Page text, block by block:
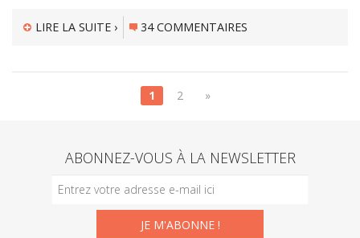
LIRE LA SUITE › 34 COMMENTAIRES
1 2 »
ABONNEZ-VOUS À LA NEWSLETTER